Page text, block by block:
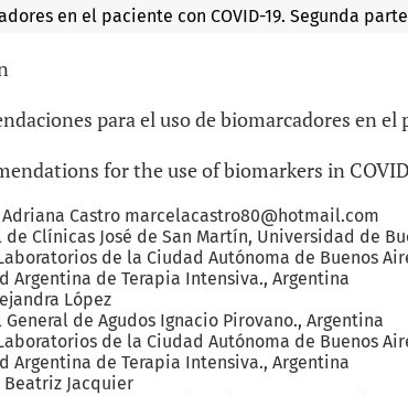
en el paciente con COVID-19. Segunda parte